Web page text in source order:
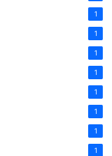
1
1
1
1
1
1
1
1